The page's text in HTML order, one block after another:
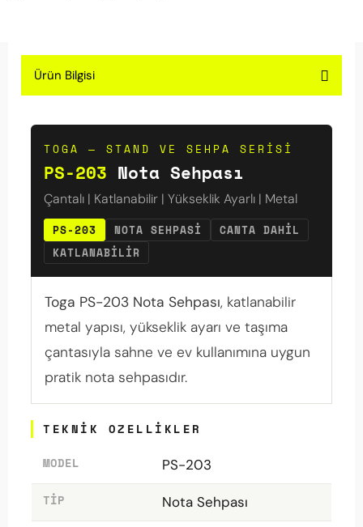
Ürün Bilgisi
TOGA — STAND VE SEHPA SERISI
PS-203 Nota Sehpası
Çantalı | Katlanabilir | Yükseklik Ayarlı | Metal
PS-203 NOTA SEHPASI
CANTA DAHIL
KATLANABILIR
Toga PS-203 Nota Sehpası, katlanabilir
metal yapısı, yükseklik ayarı ve taşıma
çantasıyla sahne ve ev kullanımına uygun
pratik nota sehpasıdır.
TEKNIK OZELLIKLER
MODEL
PS-203
TIP Nota Sehpası